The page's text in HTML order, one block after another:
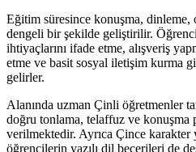
Eğitim süresince konuşma, dinleme,
dengeli bir şekilde geliştirilir.
ihtiyaçlarını ifade etme, alışveriş
etme ve basit sosyal iletişim kurma
gelirler.
Alanında uzman Çinli öğretmenler
doğru tonlama, telaffuz ve konuşma
verilmektedir. Ayrıca Çince karakter
öğrencilerin yazılı dil becerileri de